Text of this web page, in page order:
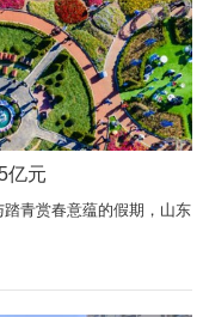
亿元
青赏春意蕴的假期，山东